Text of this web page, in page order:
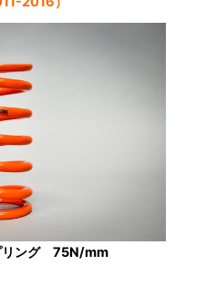
リング 75N/mm